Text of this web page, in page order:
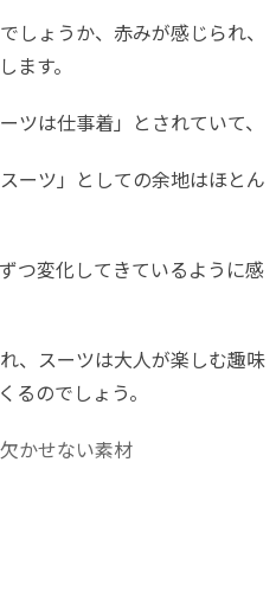
しょうか、赤みが感じられ、
ます。
ツは仕事着」とされていて、
ーツ」としての余地はほとん
つ変化してきているように感
、スーツは大人が楽しむ趣味
るのでしょう。
かせない素材